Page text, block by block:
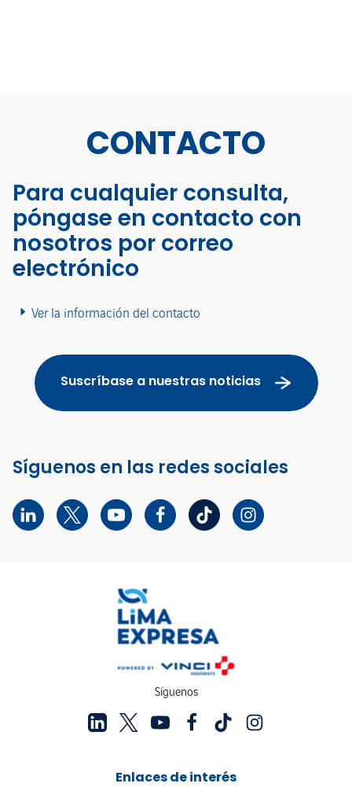
CONTACTO
Para cualquier consulta,
póngase en contacto con
nosotros por correo
electrónico
Ver la información del contacto
Suscríbase a nuestras noticias
Síguenos en las redes sociales
Síguenos
Enlaces de interés